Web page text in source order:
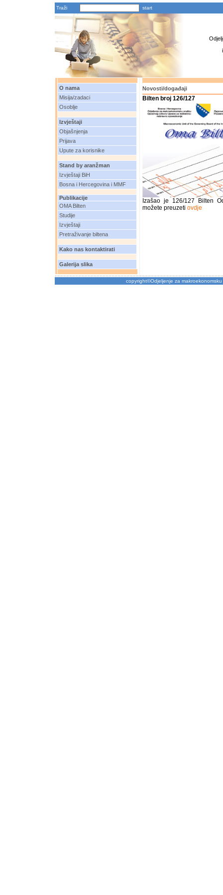
Traži
O nama
Misija/zadaci
Osoblje
Izvještaji
Objašnjenja
Prijava
Upute za korisnike
Stand by aranžman
Izvještaji BiH
Bosna i Hercegovina i MMF
Publikacije
OMA Bilten
Studije
Izvještaji
Pretraživanje biltena
Kako nas kontaktirati
Galerija slika
Novosti/događaji
Bilten broj 126/127
Izašao je 126/127 Bilten
možete preuzeti ovdje
copyright©Odjeljenje za